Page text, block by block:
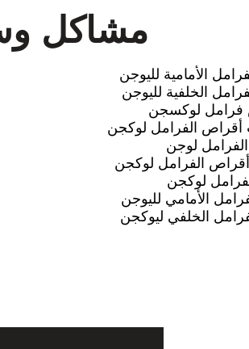
مشاكل
الأمامية لليوجن
الخلفية لليوجن
فرامل لوكسجن
أقراص الفرامل لوكجن
لوجن
أقراص الفرامل لوكجن
لوكجن
الأمامي لليوجن
الخلفي ليوكجن